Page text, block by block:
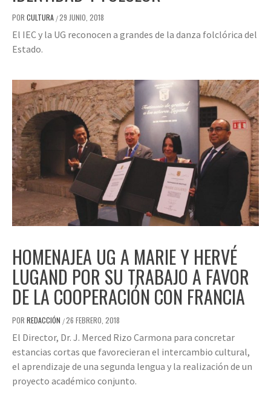
POR CULTURA /29 JUNIO, 2018
El IEC y la UG reconocen a grandes de la danza folclórica del
Estado.
HOMENAJEA UG A MARIE Y HERVÉ
LUGAND POR SU TRABAJO A FAVOR
DE LA COOPERACIÓN CON FRANCIA
POR REDACCIÓN /26 FEBRERO, 2018
El Director, Dr. J. Merced Rizo Carmona para concretar
estancias cortas que favorecieran el intercambio cultural,
el aprendizaje de una segunda lengua y la realización de un
proyecto académico conjunto.